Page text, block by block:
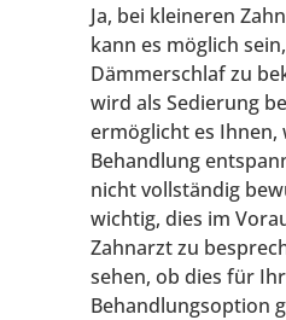
Ja, bei kleineren
kann es möglich
Dämmerschlaf zu
wird als Sedierung
ermöglicht es Ihnen,
Behandlung
nicht vollständig
wichtig, dies im
Zahnarzt zu
sehen, ob dies für
Behandlungsoption